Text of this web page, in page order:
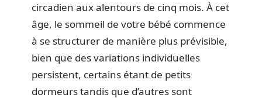
circadien aux alentours de cinq mois. À cet
âge, le sommeil de votre bébé commence
à se structurer de manière plus prévisible,
bien que des variations individuelles
persistent, certains étant de petits
dormeurs tandis que d’autres sont